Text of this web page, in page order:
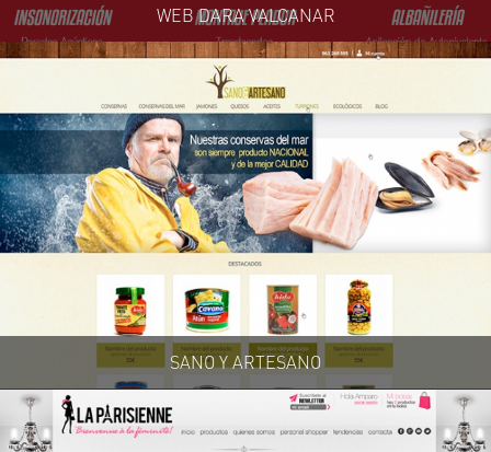
WEB DARA VALCANAR
SANO Y ARTESANO